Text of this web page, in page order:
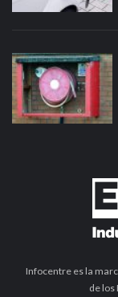
Infocentre es la
de los